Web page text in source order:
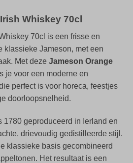
Whiskey 70cl
70cl is een frisse en
klassieke Jameson, met een
Met deze Jameson Orange
je voor een moderne en
perfect is voor horeca, feestjes
doorloopsnelheid.
1780 geproduceerd in Ierland en
drievoudig gedistilleerde stijl.
klassieke basis gecombineerd
Het resultaat is een